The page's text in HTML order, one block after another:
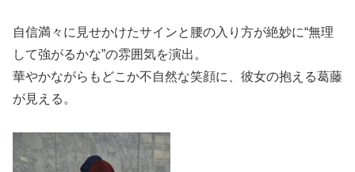
自信満々に見せかけたサインと腰の入り方が絶妙に“無理
して強がるかな”の雰囲気を演出。
華やかながらもどこか不自然な笑顔に、彼女の抱える葛藤
が見える。